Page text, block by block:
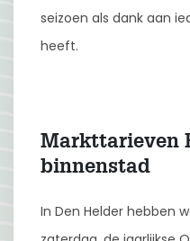
seizoen als dank aan
heeft.
Markttarieven
binnenstad
In Den Helder hebben